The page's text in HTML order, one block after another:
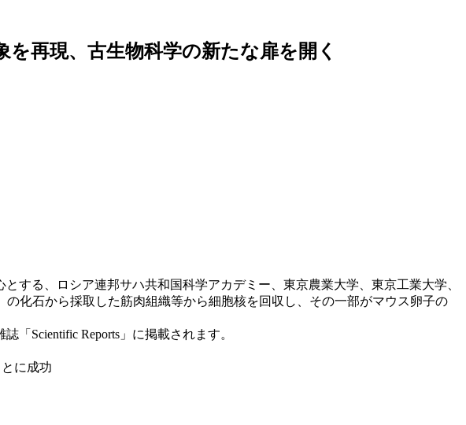
再現、古生物科学の新たな扉を開く
する、ロシア連邦サハ共和国科学アカデミー、東京農業大学、東京工業大学、
化石から採取した筋肉組織等から細胞核を回収し、その一部がマウス卵子の
「Scientific Reports」に掲載されます。
に成功